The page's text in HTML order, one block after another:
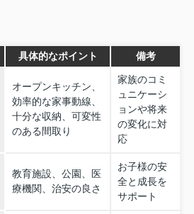
具体的なポイント 備考
オープンキッチン、
効率的な家事動線、
十分な収納、可変性
のある間取り
家族のコミ
ュニケーシ
ョンや将来
の変化に対
応
教育施設、公園、医
療機関、治安の良さ
お子様の安
全と成長を
サポート